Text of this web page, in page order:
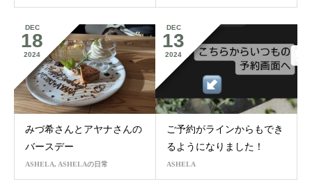
DEC
18
2024
みづ希さんとアヤナさんの
バースデー
ASHELA, ASHELAの日常
DEC
13
2024
ご予約がラインからもでき
るようになりました！
ASHELA